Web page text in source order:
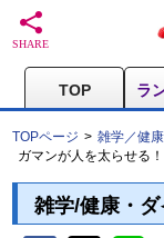
TOP ラ
TOPページ
雑学／健
ガマンが人を太らせる
雑学/健康・ダ